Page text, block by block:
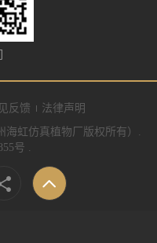
反馈
法律声明
虹仿真植物厂版权所有）.
号